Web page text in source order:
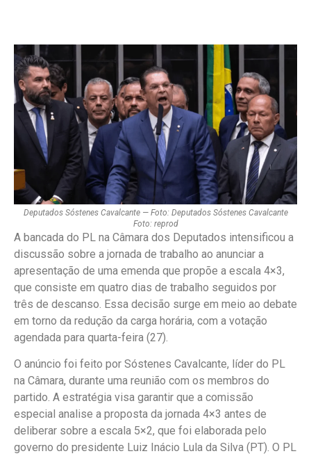
Deputados Sóstenes Cavalcante — Foto: Deputados Sóstenes Cavalcante
Foto: reprod
A bancada do PL na Câmara dos Deputados intensificou a
discussão sobre a jornada de trabalho ao anunciar a
apresentação de uma emenda que propõe a escala 4×3,
que consiste em quatro dias de trabalho seguidos por
três de descanso. Essa decisão surge em meio ao debate
em torno da redução da carga horária, com a votação
agendada para quarta-feira (27).
O anúncio foi feito por Sóstenes Cavalcante, líder do PL
na Câmara, durante uma reunião com os membros do
partido. A estratégia visa garantir que a comissão
especial analise a proposta da jornada 4×3 antes de
deliberar sobre a escala 5×2, que foi elaborada pelo
governo do presidente Luiz Inácio Lula da Silva (PT). O PL